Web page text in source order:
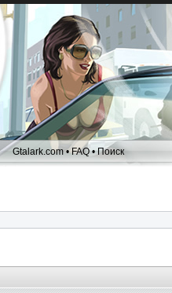
Gtalark.com •FAQ•Поиск